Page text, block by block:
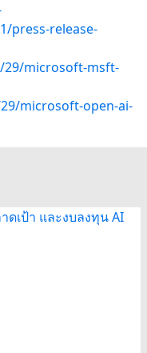
press-release-
29/microsoft-msft-
microsoft-open-ai-